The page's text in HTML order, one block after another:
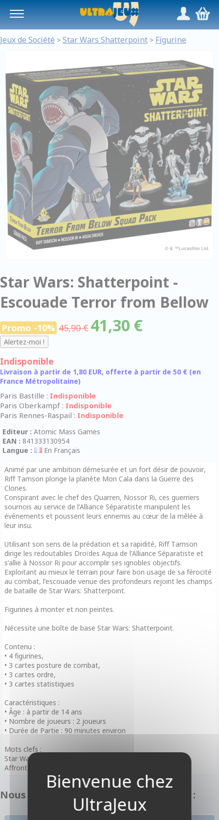
/,
Jeux de Société > Star Wars Shatterpoint > Figurine
Star Wars: Shatterpoint -
Escouade Terror from Bellow
Promo -10% 45,90 € 41,30 €
Indisponible
Livraison à partir de 1,80 EUR, offerte à partir de 50 € (en
France Métropolitaine)
Paris Bastille : Indisponible
Paris Oberkampf : Indisponible
Paris Rennes-Raspail : Indisponible
Editeur : Atomic Mass Games
EAN : 841333130954
Langue :
En Français
Animé par une ambition démesurée et un fort désir de pouvoir,
Riff Tamson plonge la planète Mon Cala dans la Guerre des
Clones.
Conspirant avec le chef des Quarren, Nossor Ri, ces guerriers
sournois au service de l’Alliance Séparatiste manipulent les
événements et poussent leurs ennemis au cœur de la mêlée à
leur insu.
Utilisant son sens de la prédation et sa rapidité, Riff Tamson
dirige les redoutables Droïdes Aqua de l’Alliance Séparatiste et
s’allie à Nossor Ri pour accomplir ses ignobles objectifs.
Exploitant au mieux le terrain pour faire bon usage de sa férocité
au combat, l’escouade venue des profondeurs rejoint les champs
de bataille de Star Wars: Shatterpoint.
Figurines à monter et non peintes.
Nécessite une boîte de base Star Wars: Shatterpoint.
Contenu :
• 4 figurines,
• 3 cartes posture de combat,
• 3 cartes ordre,
• 3 cartes statistiques
Caractéristiques :
• Âge : à partir de 14 ans
• Nombre de joueurs : 2 joueurs
• Durée de Partie : 90 minutes environ
Mots clefs :
Star Wars, Shatterpoint, Extension, Stratégie, Figurines,
Affrontement, Science-fiction
Nous vous recommandons également :